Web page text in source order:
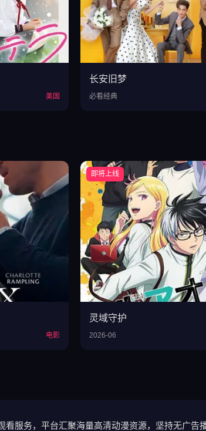
美国
长安旧梦
必看经典
电影
即将上线
灵域守护
2026-06
服务，平台汇聚海量高清动漫资源，坚持无广